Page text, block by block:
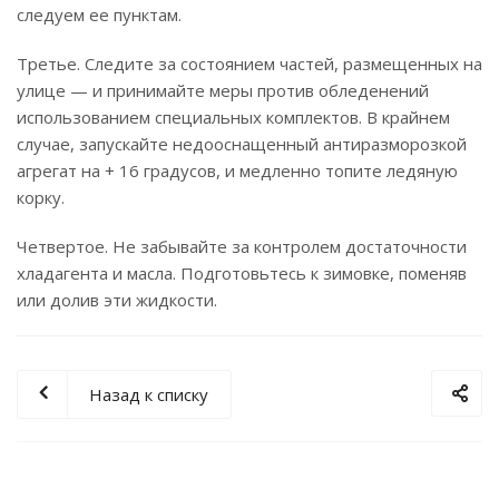
следуем ее пунктам.
Третье. Следите за состоянием частей, размещенных на
улице — и принимайте меры против обледенений
использованием специальных комплектов. В крайнем
случае, запускайте недооснащенный антиразморозкой
агрегат на + 16 градусов, и медленно топите ледяную
корку.
Четвертое. Не забывайте за контролем достаточности
хладагента и масла. Подготовьтесь к зимовке, поменяв
или долив эти жидкости.
Назад к списку